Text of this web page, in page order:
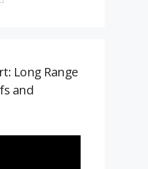
Long Range
and